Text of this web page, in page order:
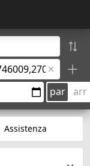
par arr
Assistenza